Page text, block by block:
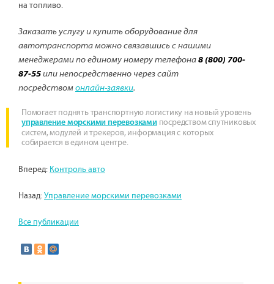
на топливо.
Заказать услугу и купить оборудование для
автотранспорта можно связавшись с нашими
менеджерами по единому номеру телефона 8 (800) 700-
87-55 или непосредственно через сайт
посредством онлайн-заявки.
Помогает поднять транспортную логистику на новый уровень
управление морскими перевозкамипосредством спутниковых
систем, модулей и трекеров, информация с которых
собирается в едином центре.
Вперед: Контроль авто
Назад:Управление морскими перевозками
Все публикации